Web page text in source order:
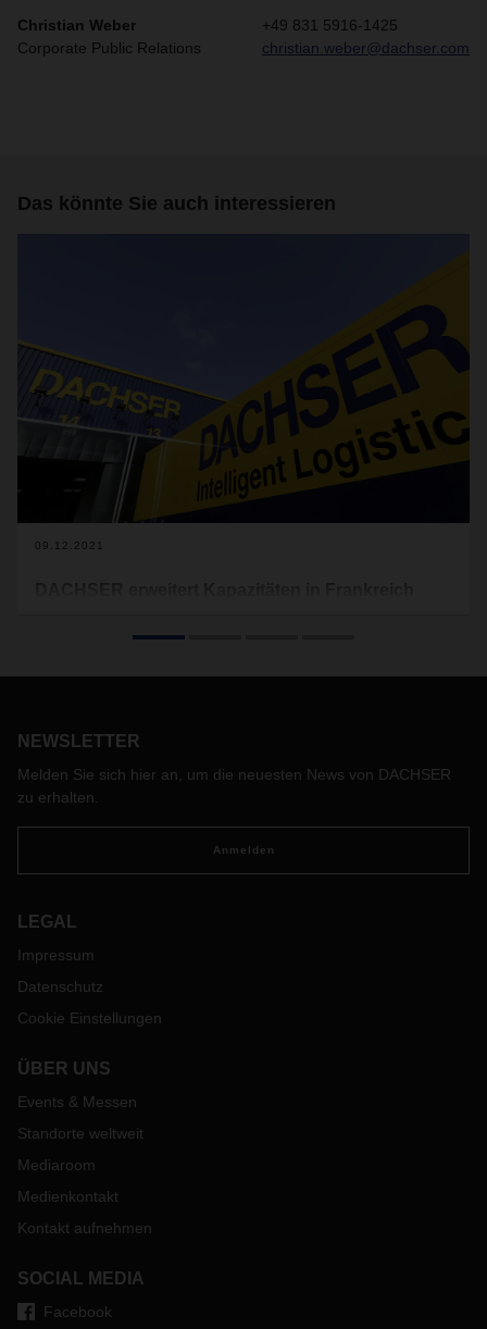
Christian Weber
Corporate Public Relations
+49 831 5916-1425
christian.weber@dachser.com
Das könnte Sie auch interessieren
09.12.2021
Annecy in der Region Auvergne-Rhône-Alpes reagiert
NEWSLETTER
Melden Sie sich hier an, um die neuesten News von DACHSER
zu erhalten.
Anmelden
LEGAL
Impressum
Datenschutz
Cookie Einstellungen
ÜBER UNS
Events & Messen
Standorte weltweit
Mediaroom
Medienkontakt
Kontakt aufnehmen
SOCIAL MEDIA
Facebook